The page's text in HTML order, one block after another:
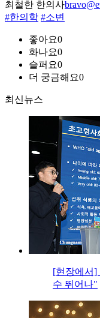
최철한 한의사
#한의학 #소변
좋아요0
화나요0
슬퍼요0
더 궁금해요0
최신뉴스
[현장에서]
수 뛰어나"